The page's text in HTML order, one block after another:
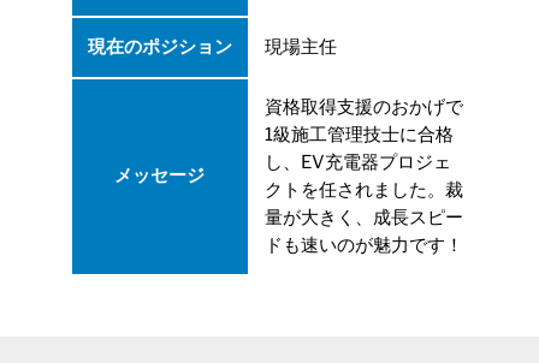
現在のポジション 現場主任
メッセージ
資格取得支援のおかげで
1級施工管理技士に合格
し、EV充電器プロジェ
クトを任されました。裁
量が大きく、成長スピー
ドも速いのが魅力です！